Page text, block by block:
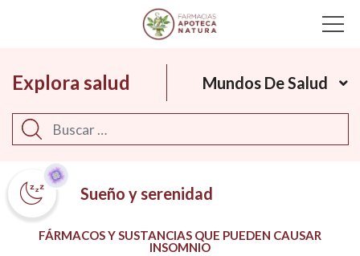
Main Navigation
Explora salud Mundos De Salud
Buscar
Sueño y serenidad
FÁRMACOS Y SUSTANCIAS QUE PUEDEN CAUSAR
INSOMNIO